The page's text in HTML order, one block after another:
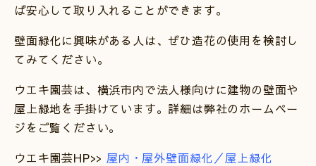
ば安心して取り入れることができます。
壁面緑化に興味がある人は、ぜひ造花の使用を検討し
てみてください。
ウエキ園芸は、横浜市内で法人様向けに建物の壁面や
屋上緑地を手掛けています。詳細は弊社のホームペー
ジをご覧ください。
ウエキ園芸HP>> 屋内・屋外壁面緑化／屋上緑化